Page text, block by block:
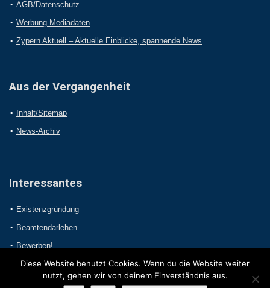
AGB/Datenschutz
Werbung Mediadaten
Zypern Aktuell – Aktuelle Einblicke, spannende News
Aus der Vergangenheit
Inhalt/Sitemap
News-Archiv
Interessantes
Existenzgründung
Beamtendarlehen
Bewerben!
Diese Website benutzt Cookies. Wenn du die Website weiter
nutzt, gehen wir von deinem Einverständnis aus.